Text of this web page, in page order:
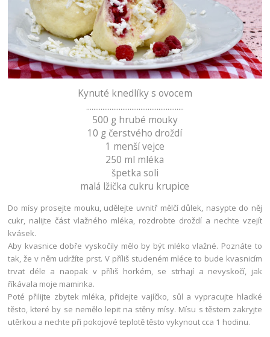
Kynuté knedlíky s ovocem
......................................................
500 g hrubé mouky
10 g čerstvého droždí
1 menší vejce
250 ml mléka
špetka soli
malá lžička cukru krupice
Do mísy prosejte mouku, udělejte uvnitř mělčí důlek, nasypte do něj
cukr, nalijte část vlažného mléka, rozdrobte droždí a nechte vzejít
kvásek.
Aby kvasnice dobře vyskočily mělo by být mléko vlažné. Poznáte to
tak, že v něm udržíte prst. V příliš studeném mléce to bude kvasnicím
trvat déle a naopak v příliš horkém, se strhají a nevyskočí, jak
říkávala moje maminka.
Poté přilijte zbytek mléka, přidejte vajíčko, sůl a vypracujte hladké
těsto, které by se nemělo lepit na stěny mísy. Mísu s těstem zakryjte
utěrkou a nechte při pokojové teplotě těsto vykynout cca 1 hodinu.